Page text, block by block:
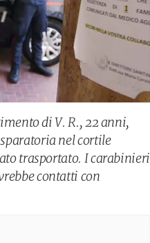
di V. R., 22 anni,
nel cortile
trasportato. I carabinieri
contatti con